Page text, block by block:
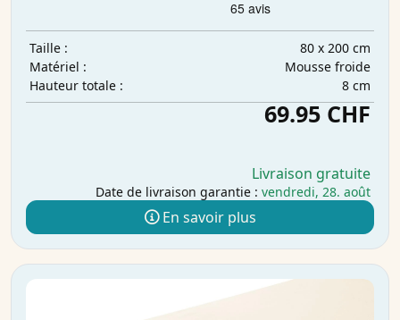
Taille :
80 x 200 cm
Matériel :
Mousse froide
Hauteur totale :
8 cm
69.95 CHF
Livraison gratuite
Date de livraison garantie : vendredi, 28. août
En savoir plus